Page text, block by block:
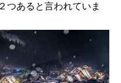
つあると言われていま